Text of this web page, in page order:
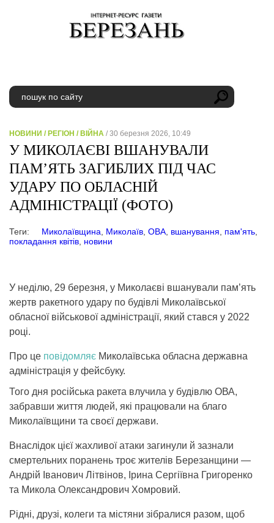
НОВИНИ / РЕГІОН / ВІЙНА / 30 березня 2026, 10:49
У МИКОЛАЄВІ ВШАНУВАЛИ
ПАМ’ЯТЬ ЗАГИБЛИХ ПІД ЧАС
УДАРУ ПО ОБЛАСНІЙ
АДМІНІСТРАЦІЇ (ФОТО)
Теги: Миколаївщина Миколаїв ОВА вшанування пам'ять
покладання квітів новини
У неділю, 29 березня, у Миколаєві вшанували пам’ять
жертв ракетного удару по будівлі Миколаївської
обласної військової адміністрації, який стався у 2022
році.
Про це повідомляє Миколаївська обласна державна
адміністрація у фейсбуку.
Того дня російська ракета влучила у будівлю ОВА,
забравши життя людей, які працювали на благо
Миколаївщини та своєї держави.
Внаслідок цієї жахливої атаки загинули й зазнали
смертельних поранень троє жителів Березанщини —
Андрій Іванович Літвінов, Ірина Сергіївна Григоренко
та Микола Олександрович Хомровий.
Рідні, друзі, колеги та містяни зібралися разом, щоб